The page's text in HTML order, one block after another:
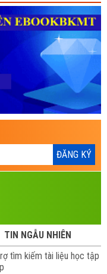
TIN NGẪU NHIÊN
tìm kiếm tài liệu học tập